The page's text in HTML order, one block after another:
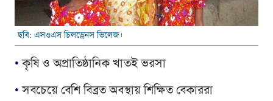
ছবি: এসওএস চিলড্রেনস ভিলেজ।
• কৃষি ও অপ্রাতিষ্ঠানিক খাতই ভরসা
• সবচেয়ে বেশি বিব্রত অবস্থায় শিক্ষিত বেকাররা